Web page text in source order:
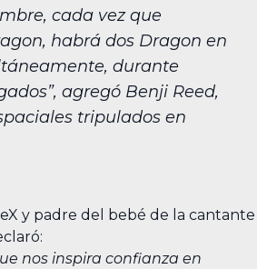
cada vez que
habrá dos Dragon en
durante
agregó Benji Reed,
tripulados en
y padre del bebé de la cantante
nos inspira confianza en